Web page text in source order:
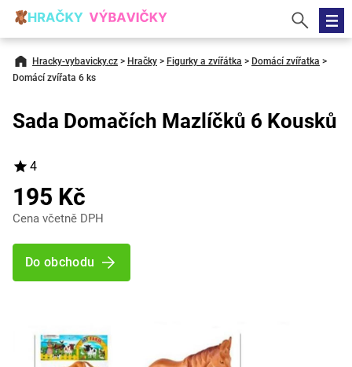
Hracky-vybavicky.cz > Hračky > Figurky a zvířátka > Domácí zvířatka >
Domácí zvířata 6 ks
Sada Domačích Mazlíčků 6 Kousků
4
195 Kč
Cena včetně DPH
Do obchodu